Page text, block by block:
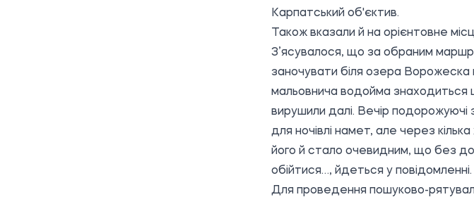
Карпатський об'єктив.
Також вказали й на орієнтовне
З’ясувалося, що за обраним
заночувати біля озера
мальовнича водойма знаходиться
вирушили далі. Вечір подорожуючі
для ночівлі намет, але через
його й стало очевидним, що без
обійтися…​​​​​​, йдеться у повідомленні.
Для проведення пошуково-